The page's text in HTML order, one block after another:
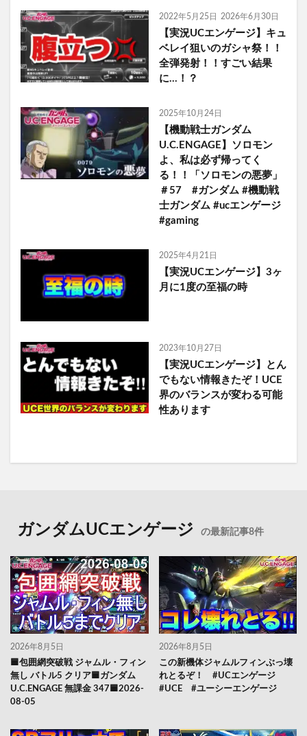
2022年5月25日 2026年6月30日
【実況UCエンゲージ】キュ
ベレイ狙いのガシャ祭！！
全弾発射！！すごい結果
に…！？
2025年10月24日
【機動戦士ガンダム
U.C.ENGAGE】ソロモン
よ、私は必ず帰ってく
る！！「ソロモンの悪夢」
＃57 #ガンダム #機動戦
士ガンダム #ucエンゲージ
#gaming
2025年4月21日
【実況UCエンゲージ】3ヶ
月に1度の至福の時
2023年10月27日
【実況UCエンゲージ】とん
でもない情報きたぞ！UCE
界のバランスが変わる可能
性あります
ガンダムUCエンゲージ の最新記事8件
2026年8月5日
🟦包囲網突破戦 ジャムル・フィン
無し バトル5 クリア🟦ガンダム
U.C.ENGAGE 無課金 347🟦2026-
08-05
2026年8月5日
この新機体ジャムルフィンぶっ壊
れとるぞ！ #UCエンゲージ
#UCE #ユーシーエンゲージ